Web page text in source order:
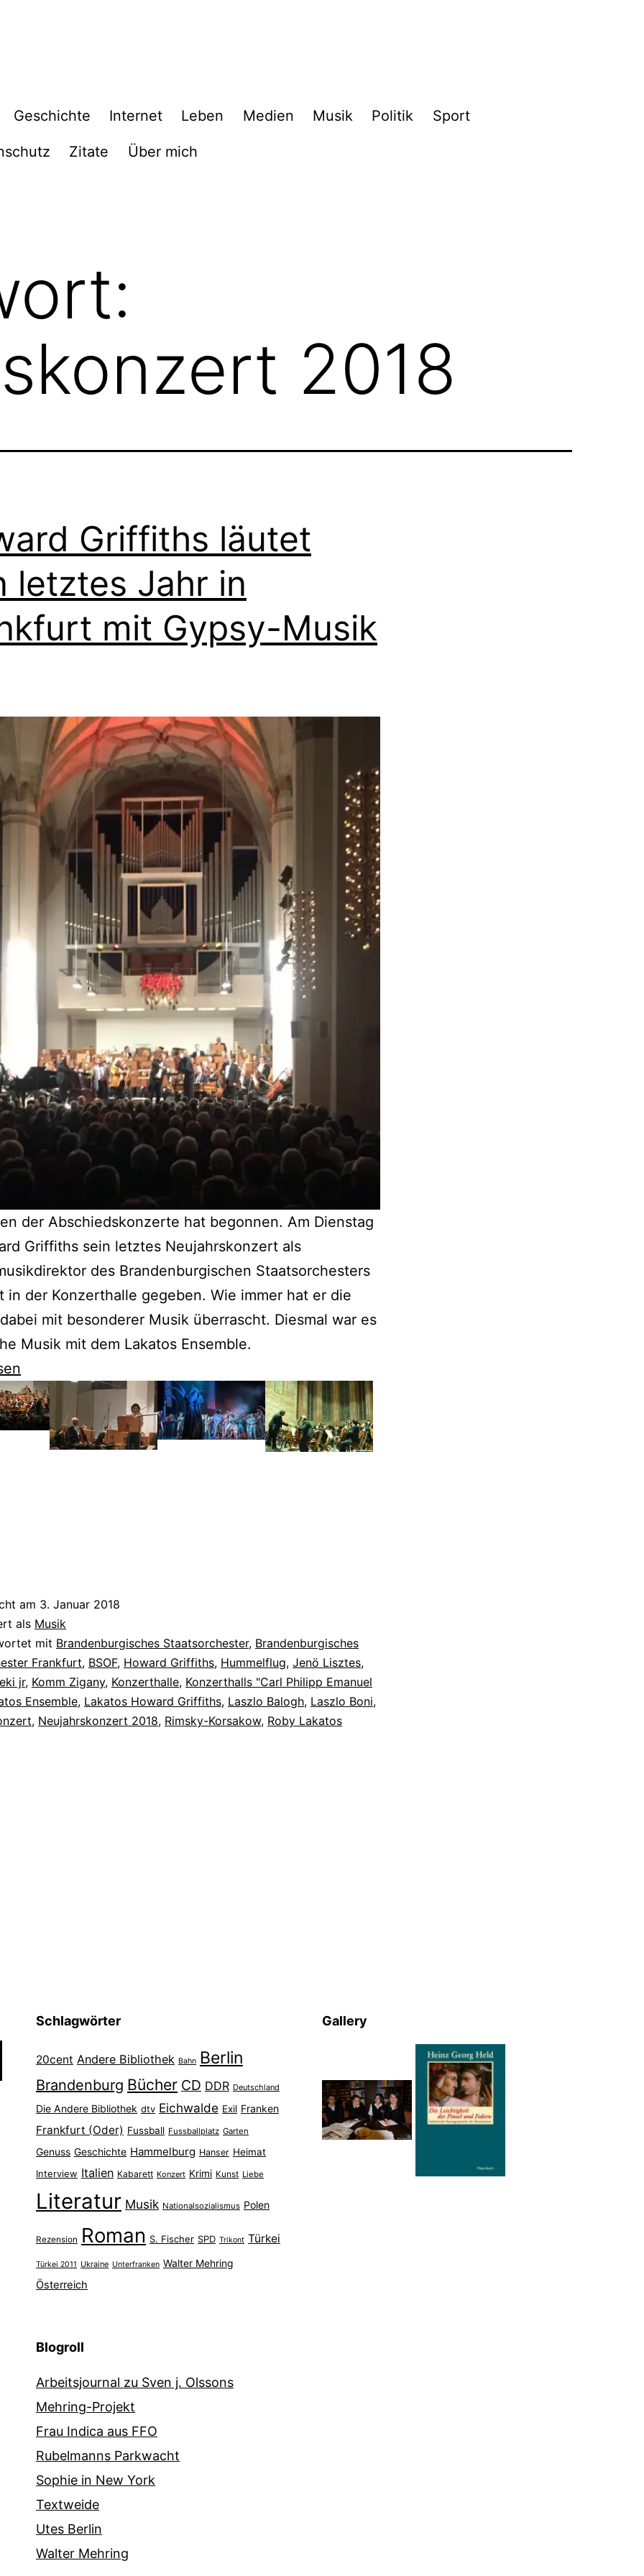
Geschichte Internet Leben Medien Musik Politik Sport
Zitate Über mich
2018
Griffiths läutet
letztes Jahr in
mit Gypsy-Musik
der Abschiedskonzerte hat begonnen. Am Dienstag
Griffiths sein letztes Neujahrskonzert als
des Brandenburgischen Staatsorchesters
in der Konzerthalle gegeben. Wie immer hat er die
mit besonderer Musik überrascht. Diesmal war es
Musik mit dem Lakatos Ensemble.
am 3. Januar 2018
als Musik
mit Brandenburgisches Staatsorchester, Brandenburgisches
Frankfurt, BSOF, Howard Griffiths, Hummelflug, Jenö Lisztes,
jr, Komm Zigany, Konzerthalle, Konzerthalls "Carl Philipp Emanuel
Ensemble, Lakatos Howard Griffiths, Laszlo Balogh, Laszlo Boni,
, Neujahrskonzert 2018, Rimsky-Korsakow, Roby Lakatos
Schlagwörter
20cent Andere Bibliothek Bahn Berlin
Brandenburg Bücher CD DDR Deutschland
Die Andere Bibliothek dtv Eichwalde Exil Franken
Frankfurt (Oder) Fussball Fussballplatz Garten
Genuss Geschichte Hammelburg Hanser Heimat
Interview Italien Kabarett Konzert Krimi Kunst Liebe
Literatur Musik Nationalsozialismus Polen
Rezension Roman S. Fischer SPD Trikont Türkei
Türkei 2011 Ukraine Unterfranken Walter Mehring
Österreich
Gallery
Blogroll
Arbeitsjournal zu Sven j. Olssons
Mehring-Projekt
Frau Indica aus FFO
Rubelmanns Parkwacht
Sophie in New York
Textweide
Utes Berlin
Walter Mehring